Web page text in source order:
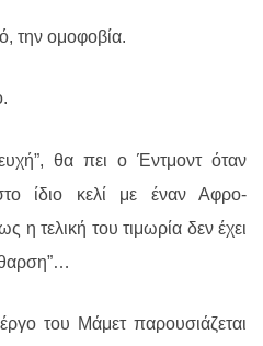
την ομοφοβία.
θα πει ο Έντμοντ όταν
ίδιο κελί με έναν Αφρο-
η τελική του τιμωρία δεν έχει
του Μάμετ παρουσιάζεται